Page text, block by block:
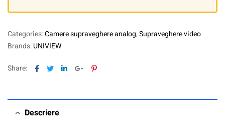
Categories:Camere supraveghere analog,Supraveghere video
Brands:UNIVIEW
Share: Facebook
TwitterLinkedinGoogle+Pinterest
Descriere